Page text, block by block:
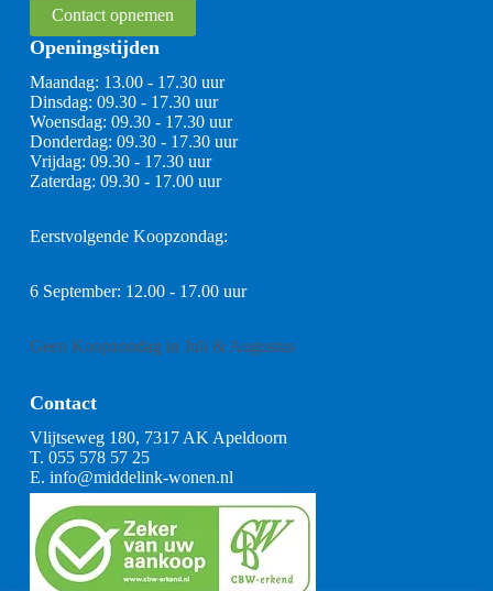
Contact opnemen
Openingstijden
Maandag: 13.00 - 17.30 uur
Dinsdag: 09.30 - 17.30 uur
Woensdag: 09.30 - 17.30 uur
Donderdag: 09.30 - 17.30 uur
Vrijdag: 09.30 - 17.30 uur
Zaterdag: 09.30 - 17.00 uur
Eerstvolgende Koopzondag:
6 September: 12.00 - 17.00 uur
Geen Koopzondag in Juli & Augustus
Contact
Vlijtseweg 180, 7317 AK Apeldoorn
T. 055 578 57 25
E. info@middelink-wonen.nl